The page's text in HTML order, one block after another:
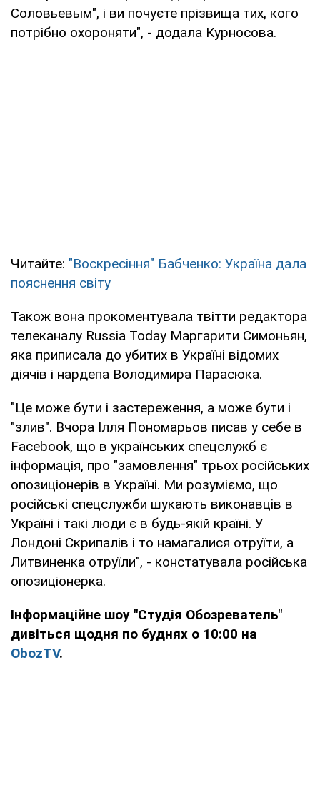
Соловьевым", і ви почуєте прізвища тих, кого
потрібно охороняти", - додала Курносова.
Читайте: "Воскресіння" Бабченко: Україна дала
пояснення світу
Також вона прокоментувала твітти редактора
телеканалу Russia Today Маргарити Симоньян,
яка приписала до убитих в Україні відомих
діячів і нардепа Володимира Парасюка.
"Це може бути і застереження, а може бути і
"злив". Вчора Ілля Пономарьов писав у себе в
Facebook, що в українських спецслужб є
інформація, про "замовлення" трьох російських
опозиціонерів в Україні. Ми розуміємо, що
російські спецслужби шукають виконавців в
Україні і такі люди є в будь-якій країні. У
Лондоні Скрипалів і то намагалися отруїти, а
Литвиненка отруїли", - констатувала російська
опозиціонерка.
Інформаційне шоу "Студія Обозреватель"
дивіться щодня по буднях о 10:00 на
ObozTV.